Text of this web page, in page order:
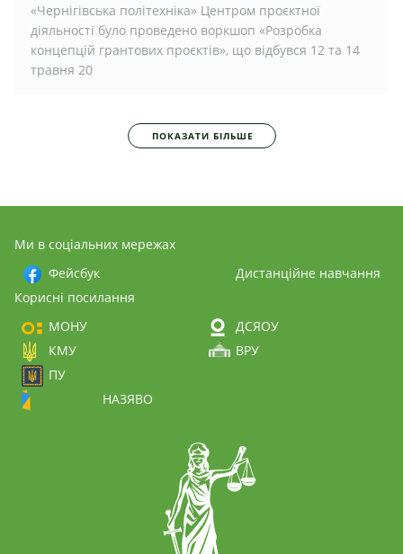
«Чернігівська політехніка» Центром проєктної
діяльності було проведено воркшоп «Розробка
концепцій грантових проєктів», що відбувся 12 та 14
травня 20
ПОКАЗАТИ БІЛЬШЕ
Ми в соціальних мережах
Фейсбук
Дистанційне навчання
Корисні посилання
МОНУ
ДСЯОУ
КМУ
ВРУ
ПУ
НАЗЯВО